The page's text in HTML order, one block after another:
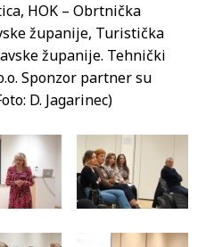
HOK – Obrtnička
županije, Turistička
županije. Tehnički
Sponzor partner su
D. Jagarinec)